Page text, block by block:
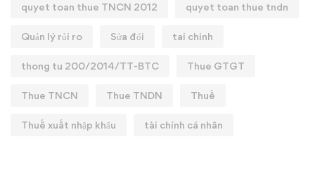
quyet toan thue TNCN 2012 quyet toan thue tndn
Quản lý rủi ro Sửa đổi tai chinh
thong tu 200/2014/TT-BTC Thue GTGT
Thue TNCN Thue TNDN Thuế
Thuế xuất nhập khẩu tài chính cá nhân